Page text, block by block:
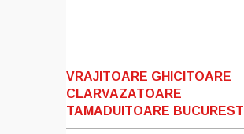
VRAJITOARE GHICITOARE
CLARVAZATOARE
TAMADUITOARE BUCURESTI